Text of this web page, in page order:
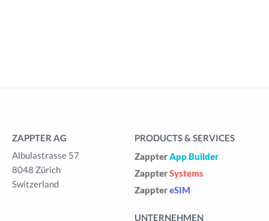
ZAPPTER AG
Albulastrasse 57
8048 Zürich
Switzerland
PRODUCTS & SERVICES
ZappterApp Builder
ZappterSystems
ZapptereSIM
UNTERNEHMEN